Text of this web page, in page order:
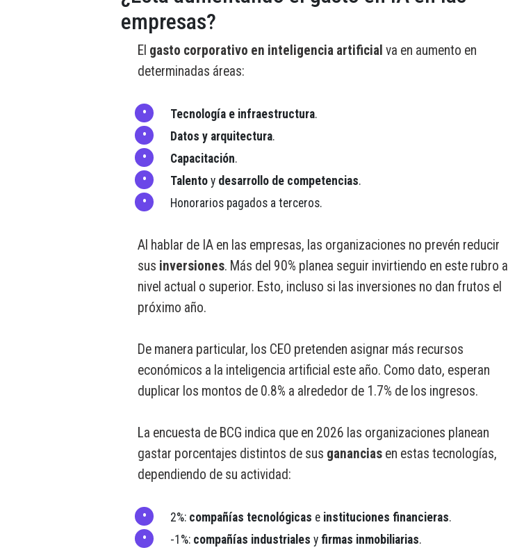
empresas?
El gasto corporativo en inteligencia artificial va en aumento en
determinadas áreas:
Tecnología e infraestructura.
Datos y arquitectura.
Capacitación.
Talentoy desarrollo de competencias.
Honorarios pagados a terceros.
Al hablar de IA en las empresas, las organizaciones no prevén reducir
sus inversiones. Más del 90% planea seguir invirtiendo en este rubro al
nivel actual o superior. Esto, incluso si las inversiones no dan frutos el
próximo año.
De manera particular, los CEO pretenden asignar más recursos
económicos a la inteligencia artificial este año. Como dato, esperan
duplicar los montos de 0.8% a alrededor de 1.7% de los ingresos.
La encuesta de BCG indica que en 2026 las organizaciones planean
gastar porcentajes distintos de sus ganancias en estas tecnologías,
dependiendo de su actividad:
2%: compañías tecnológicas e instituciones financieras.
-1%: compañías industriales y firmas inmobiliarias.